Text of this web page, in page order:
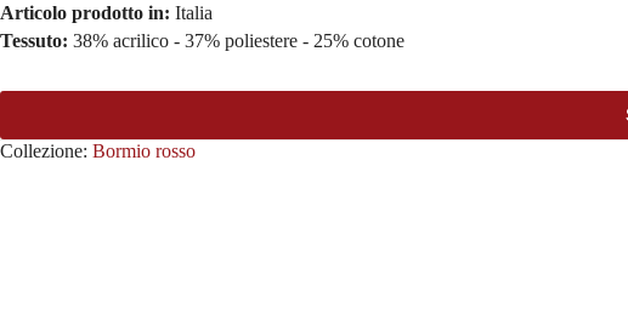
Articolo prodotto in: Italia
Tessuto: 38% acrilico - 37% poliestere - 25% cotone
Collezione: Bormio rosso